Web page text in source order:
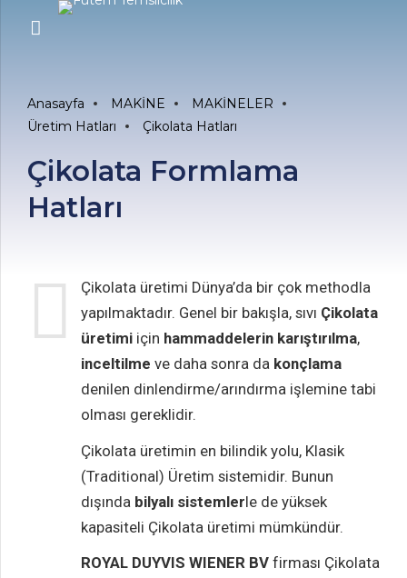
Anasayfa MAKİNE
MAKİNELER
Üretim Hatları
Çikolata Hatları
Çikolata Formlama
Hatları
Çikolata üretimi Dünya’da bir çok methodla
yapılmaktadır. Genel bir bakışla, sıvı Çikolata
üretimiiçin hammaddelerin karıştırılma,
inceltilme ve daha sonra da konçlama
denilen dinlendirme/arındırma işlemine tabi
olması gereklidir.
Çikolata üretimin en bilindik yolu, Klasik
(Traditional) Üretim sistemidir. Bunun
dışında bilyalı sistemlerle de yüksek
kapasiteli Çikolata üretimi mümkündür.
ROYAL DUYVIS WIENER BVfirması Çikolata